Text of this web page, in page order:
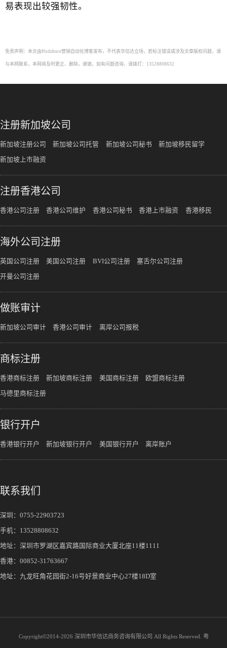
易表现出较强韧性。
免责声明：本文由Hxdzhuce营销自动化博客发布，不代表华信达立场，若标注错误或涉及文章版权问题，请
与本网联系，本网将及时更正、删除，谢谢。如有问题咨询，请拨打：13528808632
注册新加坡公司
新加坡注册公司 新加坡公司托管 新加坡公司秘书 新加坡移民留学
新加坡上市融资
注册香港公司
香港公司注册 香港公司维护 香港公司秘书 香港上市融资 香港移民
海外公司注册
英国公司注册 美国公司注册 BVI公司注册 塞舌尔公司注册
开曼公司注册
做账审计
新加坡公司审计 香港公司审计 离岸公司报税
商标注册
香港商标注册 新加坡商标注册 美国商标注册 欧盟商标注册
马德里商标注册
银行开户
香港银行开户 新加坡银行开户 美国银行开户 离岸账户
联系我们
深圳： 0755-22903723
手机： 13528808632
地址：深圳市罗湖区嘉宾路国际商业大厦北座11楼1111
香港：00852-31763667
地址：九龙旺角花园街2-16号好景商业中心27楼18D室
Copyright©2014-2026 深圳市华信达商务咨询有限公司 All Rights Reserved. 粤